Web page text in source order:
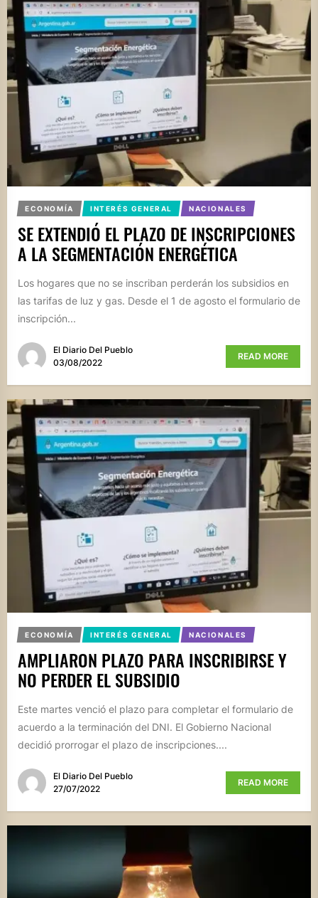
ECONOMÍA INTERÉS GENERAL NACIONALES
SE EXTENDIÓ EL PLAZO DE INSCRIPCIONES
A LA SEGMENTACIÓN ENERGÉTICA
Los hogares que no se inscriban perderán los subsidios en
las tarifas de luz y gas. Desde el 1 de agosto el formulario de
inscripción...
El Diario Del Pueblo
03/08/2022
READ MORE
ECONOMÍA INTERÉS GENERAL NACIONALES
AMPLIARON PLAZO PARA INSCRIBIRSE Y
NO PERDER EL SUBSIDIO
Este martes venció el plazo para completar el formulario de
acuerdo a la terminación del DNI. El Gobierno Nacional
decidió prorrogar el plazo de inscripciones....
El Diario Del Pueblo
27/07/2022
READ MORE